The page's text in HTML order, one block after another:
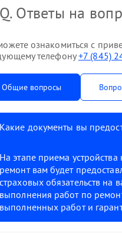
Ответы на
ознакомиться с
телефону+7 (845)
Общие вопросы
Какие документы вы
На этапе приема
ремонт вам будет
страховых обязательств на
выполнения работ по
выполненных работ и